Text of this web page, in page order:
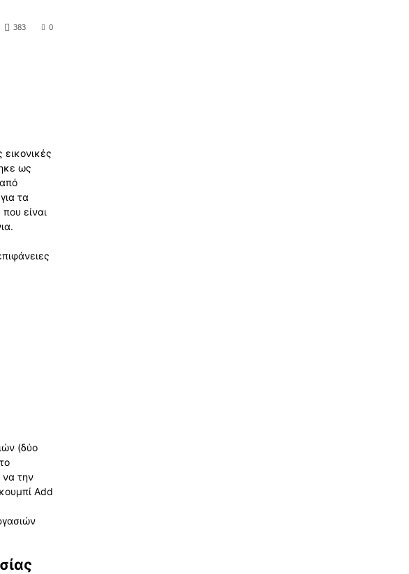
0
383
ως
τα
είναι
(δύο
να την
Add